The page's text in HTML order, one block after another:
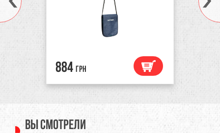
884 грн
Вы смотрели